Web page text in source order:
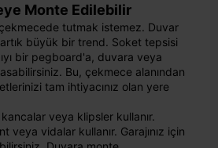
Monte Edilebilir
tutmak istemez. Duvar
büyük bir trend. Soket tepsisi
bir pegboard'a, duvara veya
Bu, çekmece alanından
tam ihtiyacınız olan yere
veya klipsler kullanır.
veya vidalar kullanır. Garajınız için